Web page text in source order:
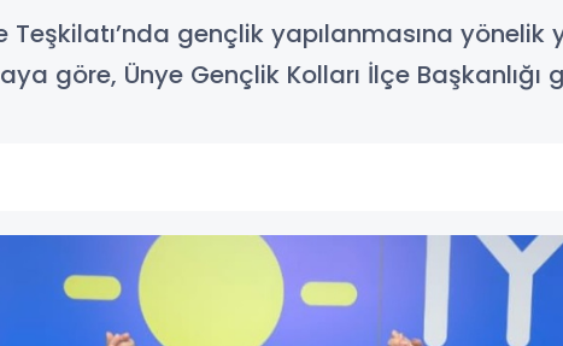
Teşkilatı’nda gençlik yapılanmasına
göre, Ünye Gençlik Kolları İlçe